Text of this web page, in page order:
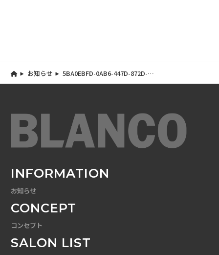
お知らせ
5BA0EBFD-0AB6-447D-872D-
9DEDEA73DCEA
INFORMATION
お知らせ
CONCEPT
コンセプト
SALON LIST